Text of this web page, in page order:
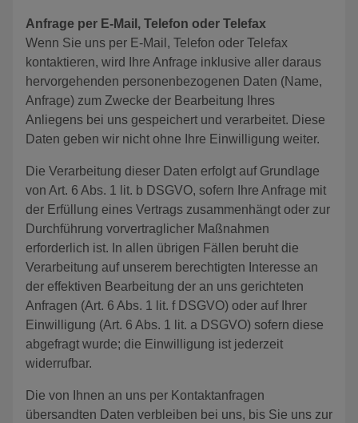
Anfrage per E-Mail, Telefon oder Telefax
Wenn Sie uns per E-Mail, Telefon oder Telefax
kontaktieren, wird Ihre Anfrage inklusive aller daraus
hervorgehenden personenbezogenen Daten (Name,
Anfrage) zum Zwecke der Bearbeitung Ihres
Anliegens bei uns gespeichert und verarbeitet. Diese
Daten geben wir nicht ohne Ihre Einwilligung weiter.
Die Verarbeitung dieser Daten erfolgt auf Grundlage
von Art. 6 Abs. 1 lit. b DSGVO, sofern Ihre Anfrage mit
der Erfüllung eines Vertrags zusammenhängt oder zur
Durchführung vorvertraglicher Maßnahmen
erforderlich ist. In allen übrigen Fällen beruht die
Verarbeitung auf unserem berechtigten Interesse an
der effektiven Bearbeitung der an uns gerichteten
Anfragen (Art. 6 Abs. 1 lit. f DSGVO) oder auf Ihrer
Einwilligung (Art. 6 Abs. 1 lit. a DSGVO) sofern diese
abgefragt wurde; die Einwilligung ist jederzeit
widerrufbar.
Die von Ihnen an uns per Kontaktanfragen
übersandten Daten verbleiben bei uns, bis Sie uns zur